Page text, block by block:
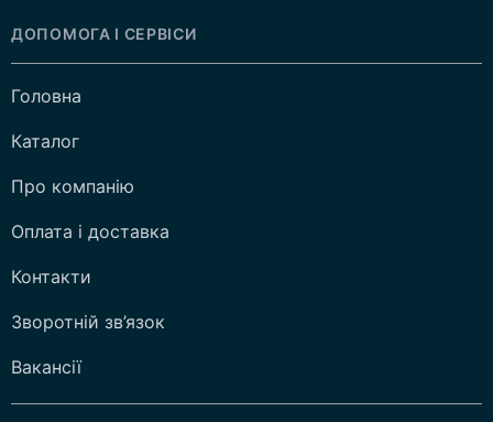
ДОПОМОГА І СЕРВІСИ
Головна
Каталог
Про компанію
Оплата і доставка
Контакти
Зворотній зв’язок
Вакансії